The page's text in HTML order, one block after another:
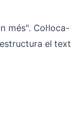
més". Col·loca-
el text